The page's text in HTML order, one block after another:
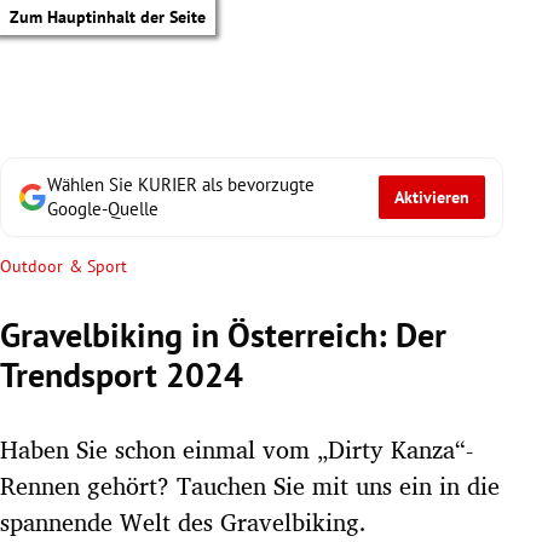
Zum Hauptinhalt der Seite
Untermenü
Wählen Sie KURIER als bevorzugte
Google-Quelle
Aktivieren
Outdoor & Sport
Gravelbiking in Österreich: Der
Trendsport 2024
Haben Sie schon einmal vom „Dirty Kanza“-
Rennen gehört? Tauchen Sie mit uns ein in die
spannende Welt des Gravelbiking.